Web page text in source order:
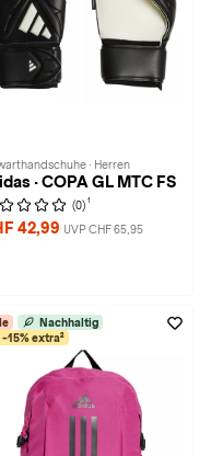
· Herren
· COPA GL MTC FS
(0) 1
42,99 UVP CHF 65,95
Nachhaltig
-15% extra²